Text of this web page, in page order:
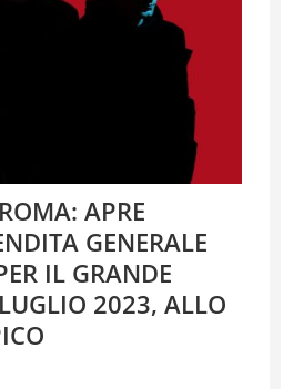
APRE
GENERALE
IL GRANDE
2023, ALLO